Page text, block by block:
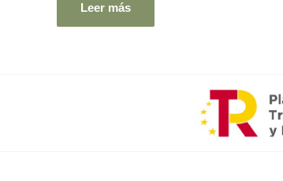
Leer más